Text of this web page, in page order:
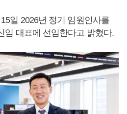
일 2026년 정기 임원인사를
임 대표에 선임한다고 밝혔다.